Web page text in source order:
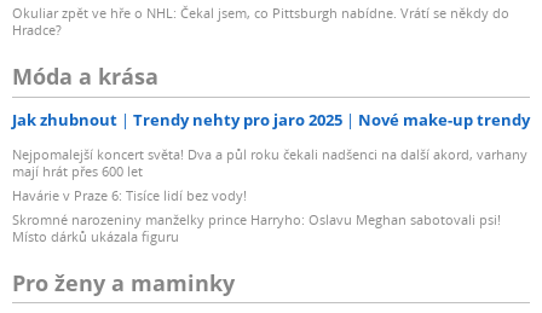
Okuliar zpět ve hře o NHL: Čekal jsem, co Pittsburgh nabídne. Vrátí se někdy do
Hradce?
Móda a krása
Jak zhubnout Trendy nehty pro jaro 2025 Nové make-up trendy
Nejpomalejší koncert světa! Dva a půl roku čekali nadšenci na další akord, varhany
mají hrát přes 600 let
Havárie v Praze 6: Tisíce lidí bez vody!
Skromné narozeniny manželky prince Harryho: Oslavu Meghan sabotovali psi!
Místo dárků ukázala figuru
Pro ženy a maminky